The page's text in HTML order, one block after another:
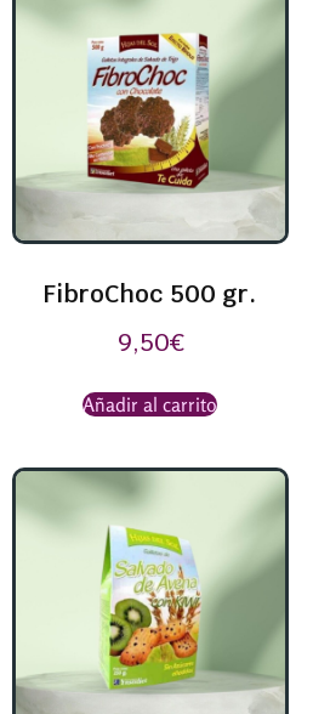
FibroChoc 500 gr.
9,50€
Añadir al carrito